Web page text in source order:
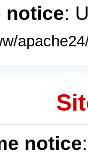
notice:
notice